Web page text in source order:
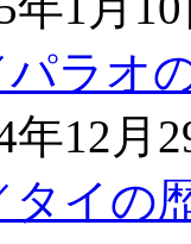
ラオ
年12
タイの